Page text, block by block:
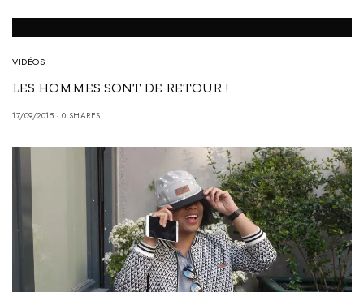
VIDÉOS
LES HOMMES SONT DE RETOUR !
17/09/2015 0 SHARES